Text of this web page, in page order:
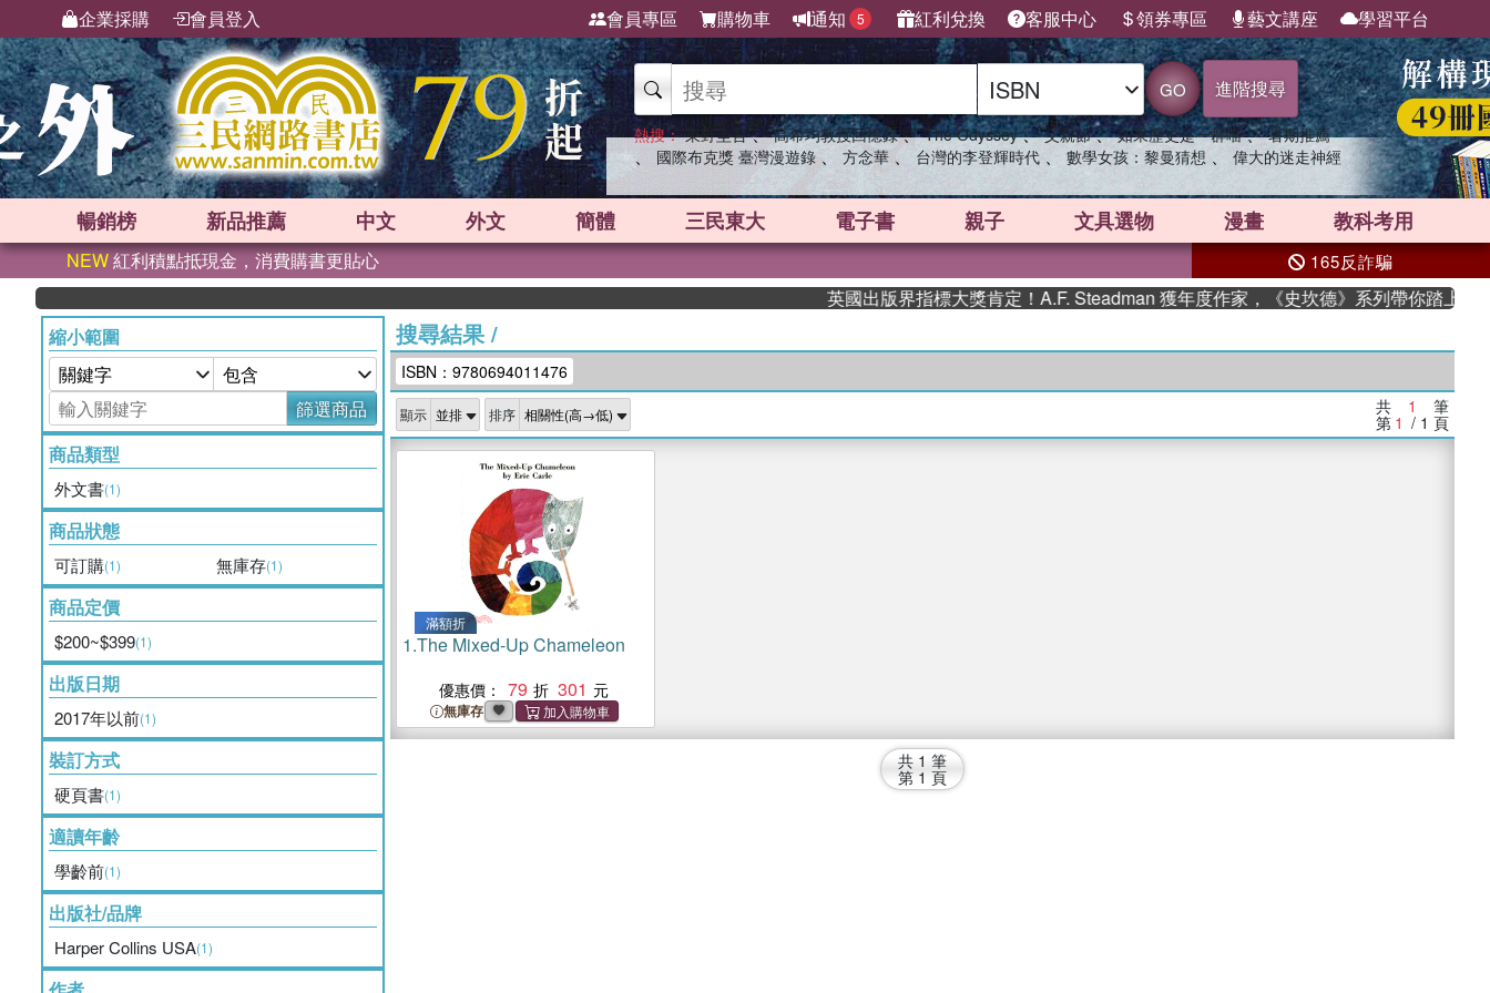
企業採購 會員登入 會員專區 購物車 通知 5 紅利兌換 客服中心 領券專區 藝文講座 學習平台
GO 進階搜尋
熱搜： 東野圭吾 、 高希均教授回憶錄 、 The Odyssey 、 父親節 、 如果歷史是一群喵 、 暑期推薦
、 國際布克獎 臺灣漫遊錄 、 方念華 、 台灣的李登輝時代 、 數學女孩：黎曼猜想 、 偉大的迷走神經
暢銷榜 新品推薦 中文 外文 簡體 三民東大 電子書 親子 文具選物 漫畫 教科考用
NEW紅利積點抵現金，消費購書更貼心 165反詐騙
英國出版界指標大獎肯定！A.F. Steadman 獲年度作家，《史坎德》系列帶你踏上熱血
縮小範圍
篩選商品
商品類型
外文書(1)
商品狀態
可訂購(1) 無庫存(1)
商品定價
$200~$399(1)
出版日期
2017年以前(1)
裝訂方式
硬頁書(1)
適讀年齡
學齡前(1)
出版社/品牌
Harper Collins USA(1)
搜尋結果/
ISBN：9780694011476
顯示 排序 共 1 筆
第 1 / 1 頁
滿額折
1.The Mixed-Up Chameleon
優惠價： 79 301
無庫存
共 1 筆
第 1 頁